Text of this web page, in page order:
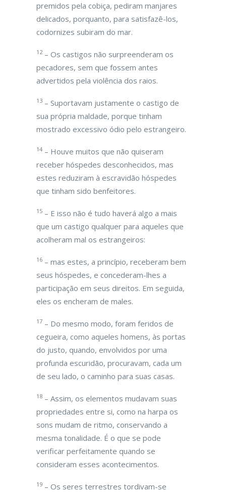
premidos pela cobiça, pediram manjares
delicados, porquanto, para satisfazê-los,
codornizes subiram do mar.
12– Os castigos não surpreenderam os
pecadores, sem que fossem antes
advertidos pela violência dos raios.
13 – Suportavam justamente o castigo de
sua própria maldade, porque tinham
mostrado excessivo ódio pelo estrangeiro.
14 – Houve muitos que não quiseram
receber hóspedes desconhecidos, mas
estes reduziram à escravidão hóspedes
que tinham sido benfeitores.
15 – E isso não é tudo haverá algo a mais
que um castigo qualquer para aqueles que
acolheram mal os estrangeiros:
16 – mas estes, a princípio, receberam bem
seus hóspedes, e concederam-lhes a
participação em seus direitos. Em seguida,
eles os encheram de males.
17 – Do mesmo modo, foram feridos de
cegueira, como aqueles homens, às portas
do justo, quando, envolvidos por uma
profunda escuridão, procuravam, cada um
de seu lado, o caminho para suas casas.
18 – Assim, os elementos mudavam suas
propriedades entre si, como na harpa os
sons mudam de ritmo, conservando a
mesma tonalidade. É o que se pode
verificar perfeitamente quando se
consideram esses acontecimentos.
19 – Os seres terrestres tordivam-se